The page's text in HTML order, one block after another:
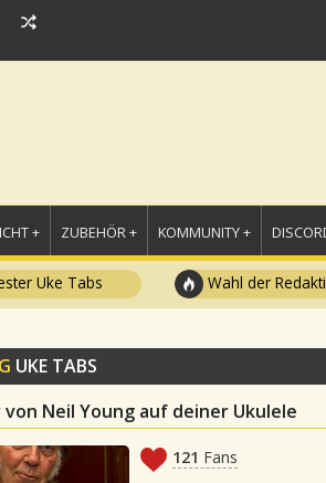
+ ZUBEHÖR + KOMMUNITY +
Uke Tabs Wahl der
UKE TABS
von Neil Young auf deiner Ukulele
121 Fans